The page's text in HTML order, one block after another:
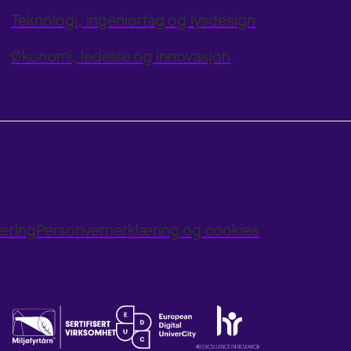
Teknologi, ingeniørfag og lysdesign
Økonomi, ledelse og innovasjon
Personvernerklæring og cookies